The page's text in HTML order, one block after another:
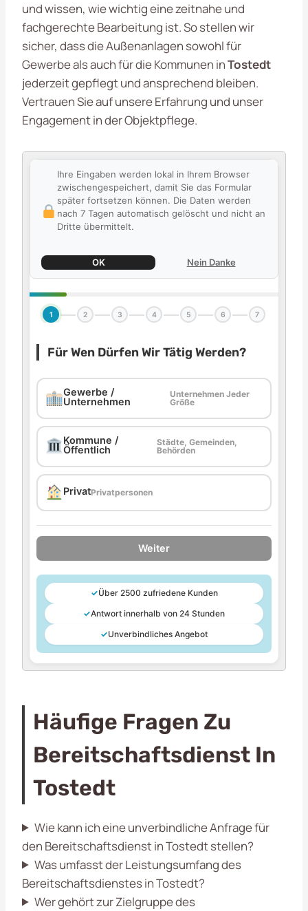
und wissen, wie wichtig eine zeitnahe und
fachgerechte Bearbeitung ist. So stellen wir
sicher, dass die Außenanlagen sowohl für
Gewerbe als auch für die Kommunen inTostedt
jederzeit gepflegt und ansprechend bleiben.
Vertrauen Sie auf unsere Erfahrung und unser
Engagement in der Objektpflege.
Ihre Eingaben werden lokal in Ihrem Browser
zwischengespeichert, damit Sie das Formular
später fortsetzen können. Die Daten werden
nach 7 Tagen automatisch gelöscht und nicht an
Dritte übermittelt.
OK Nein Danke
1 2 3 4 5 6 7
Für Wen Dürfen Wir Tätig Werden?
Gewerbe /
Unternehmen
Unternehmen Jeder
Größe
Kommune /
Öffentlich
Städte, Gemeinden,
Behörden
PrivatPrivatpersonen
Weiter
✓Über 2500 zufriedene Kunden
✓Antwort innerhalb von 24 Stunden
✓Unverbindliches Angebot
Häufige Fragen Zu
Bereitschaftsdienst In
Tostedt
Wie kann ich eine unverbindliche Anfrage für
den Bereitschaftsdienst in Tostedt stellen?
Was umfasst der Leistungsumfang des
Bereitschaftsdienstes in Tostedt?
Wer gehört zur Zielgruppe des